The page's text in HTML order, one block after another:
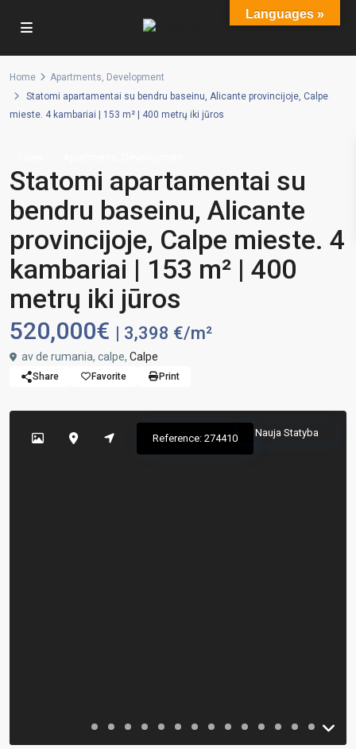
Home Apartments, Development
Statomi apartamentai su bendru baseinu, Alicante provincijoje, Calpe
mieste. 4 kambariai | 153 m² | 400 metrų iki jūros
Statomi apartamentai su
bendru baseinu, Alicante
provincijoje, Calpe mieste. 4
kambariai | 153 m² | 400
metrų iki jūros
520,000€ | 3,398 €/m²
av de rumania, calpe, Calpe
Share Favorite Print
Nauja Statyba
Reference: 274410
Languages »